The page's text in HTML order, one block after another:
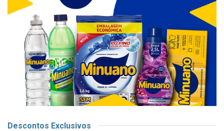
Descontos Exclusivos